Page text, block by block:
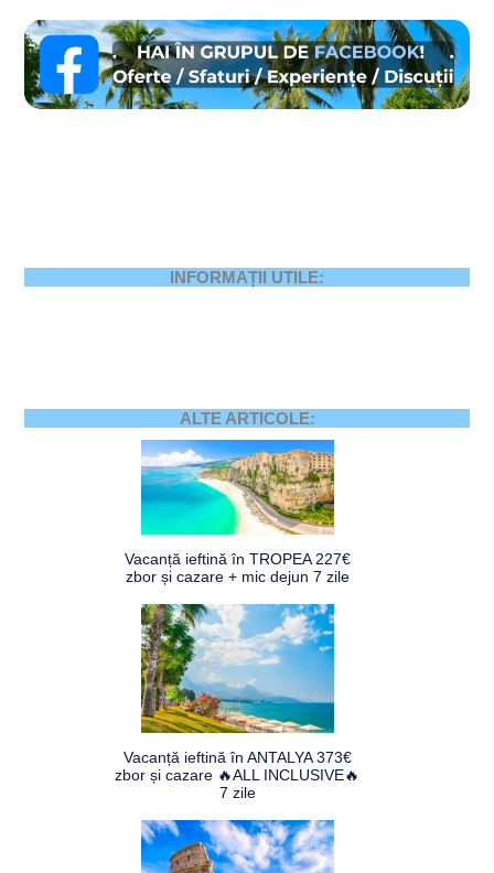
INFORMAȚII UTILE:
ALTE ARTICOLE:
Vacanță ieftină în TROPEA 227€
zbor și cazare + mic dejun 7 zile
Vacanță ieftină în ANTALYA 373€
zbor și cazare 🔥ALL INCLUSIVE🔥
7 zile